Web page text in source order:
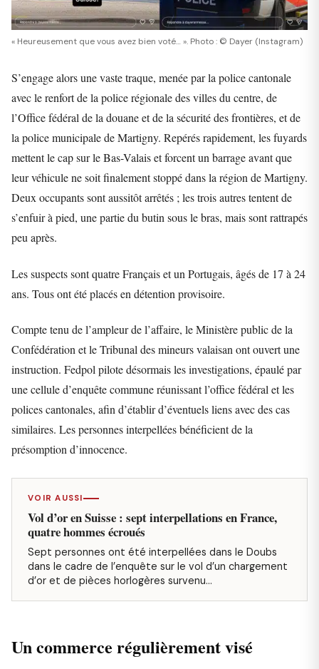
« Heureusement que vous avez bien voté… ». Photo : © Dayer (Instagram)
S’engage alors une vaste traque, menée par la police cantonale
avec le renfort de la police régionale des villes du centre, de
l’Office fédéral de la douane et de la sécurité des frontières, et de
la police municipale de Martigny. Repérés rapidement, les fuyards
mettent le cap sur le Bas-Valais et forcent un barrage avant que
leur véhicule ne soit finalement stoppé dans la région de Martigny.
Deux occupants sont aussitôt arrêtés ; les trois autres tentent de
s’enfuir à pied, une partie du butin sous le bras, mais sont rattrapés
peu après.
Les suspects sont quatre Français et un Portugais, âgés de 17 à 24
ans. Tous ont été placés en détention provisoire.
Compte tenu de l’ampleur de l’affaire, le Ministère public de la
Confédération et le Tribunal des mineurs valaisan ont ouvert une
instruction. Fedpol pilote désormais les investigations, épaulé par
une cellule d’enquête commune réunissant l’office fédéral et les
polices cantonales, afin d’établir d’éventuels liens avec des cas
similaires. Les personnes interpellées bénéficient de la
présomption d’innocence.
VOIR AUSSI
Vol d’or en Suisse : sept interpellations en France,
quatre hommes écroués
Sept personnes ont été interpellées dans le Doubs
dans le cadre de l’enquête sur le vol d’un chargement
d’or et de pièces horlogères survenu…
Un commerce régulièrement visé